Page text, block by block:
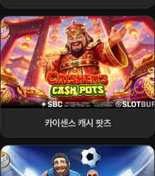
카이센스 캐시 팟츠